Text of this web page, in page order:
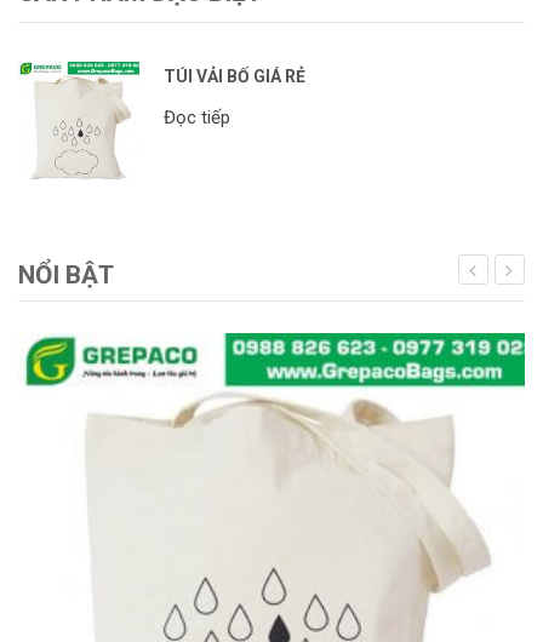
TÚI VẢI BỐ GIÁ RẺ
Đọc tiếp
NỔI BẬT